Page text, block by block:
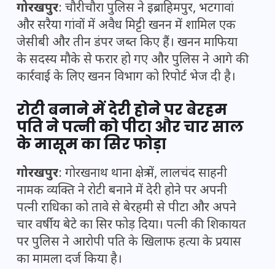
गोरखपुर: चौरीचौरा पुलिस ने इब्राहिमपुर, भटगावां
और सरैया गांवों में अवैध मिट्टी खनन में शामिल एक
जेसीबी और तीन डंपर जब्त किए हैं। खनन माफिया
के सदस्य मौके से फरार हो गए और पुलिस ने आगे की
कार्रवाई के लिए खनन विभाग को रिपोर्ट भेज दी है।
रोटी बनाने में देरी होने पर बेरहम
पति ने पत्नी को पीटा और चार साल
के मासूम का सिर फोड़ा
गोरखपुर: गोरखनाथ थाना क्षेत्र में, लालचंद साहनी
नामक व्यक्ति ने रोटी बनाने में देरी होने पर अपनी
पत्नी राधिका को तावे से बेरहमी से पीटा और अपने
चार वर्षीय बेटे का सिर फोड़ दिया। पत्नी की शिकायत
पर पुलिस ने आरोपी पति के खिलाफ हत्या के प्रयास
का मामला दर्ज किया है।